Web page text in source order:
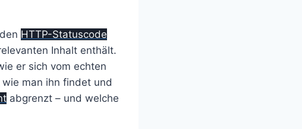
HTTP-Statuscode
Inhalt enthält.
er sich vom echten
wie man ihn findet und
abgrenzt – und welche